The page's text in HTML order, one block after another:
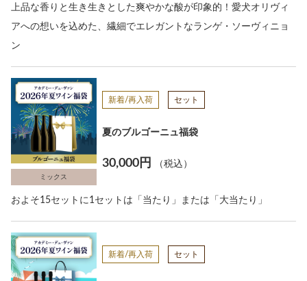
上品な香りと生き生きとした爽やかな酸が印象的！愛犬オリヴィ
アへの想いを込めた、繊細でエレガントなランゲ・ソーヴィニョ
ン
ミックス
新着/再入荷 セット
夏のブルゴーニュ福袋
30,000円 （税込）
およそ15セットに1セットは「当たり」または「大当たり」
新着/再入荷 セット